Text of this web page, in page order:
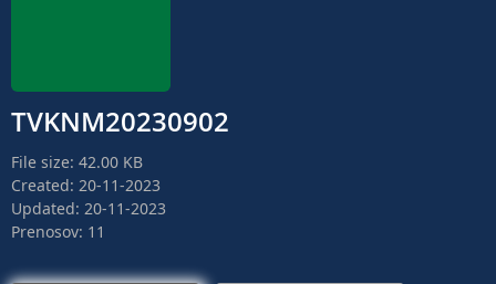
TVKNM20230902
File size: 42.00 KB
Created: 20-11-2023
Updated: 20-11-2023
Prenosov: 11